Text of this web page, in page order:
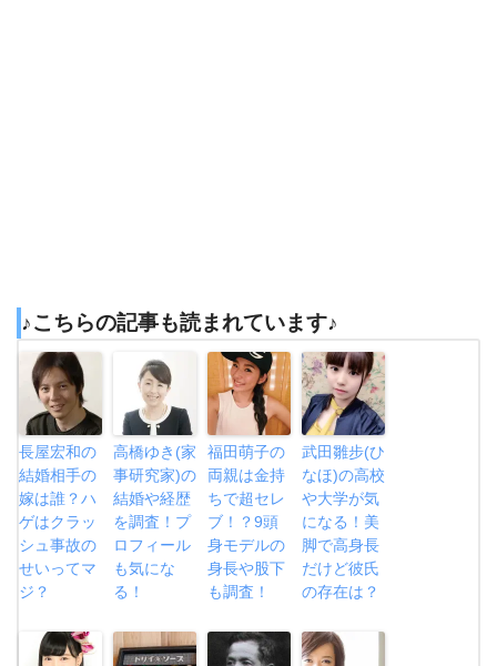
♪こちらの記事も読まれています♪
長屋宏和の
結婚相手の
嫁は誰？ハ
ゲはクラッ
シュ事故の
せいってマ
ジ？
高橋ゆき(家
事研究家)の
結婚や経歴
を調査！プ
ロフィール
も気にな
る！
福田萌子の
両親は金持
ちで超セレ
ブ！？9頭
身モデルの
身長や股下
も調査！
武田雛步(ひ
なほ)の高校
や大学が気
になる！美
脚で高身長
だけど彼氏
の存在は？